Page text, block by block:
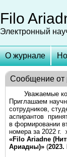
Filo
Электронный
О журнале
Сообщение от
Уважаемые
Приглашаем
сотрудников,
аспирантов
в формировании
номера за 2022 г.
«Filo Ariadne
Ариадны)» (